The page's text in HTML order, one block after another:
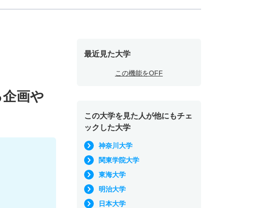
画や
最近見た大学
この機能をOFF
この大学を見た人が他にもチェ
ックした大学
神奈川大学
関東学院大学
東海大学
明治大学
日本大学